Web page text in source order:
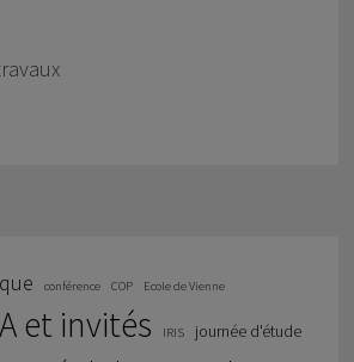
conférence COP Ecole de Vienne
et invités IRIS journée d'étude